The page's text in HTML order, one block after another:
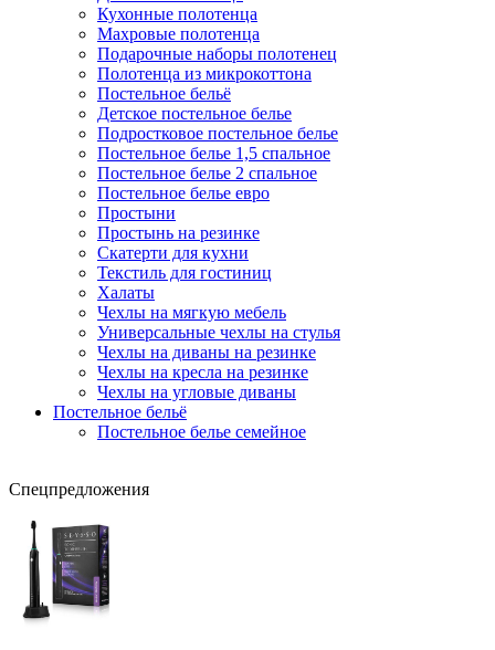
Кухонные полотенца
Махровые полотенца
Подарочные наборы полотенец
Полотенца из микрокоттона
Постельное бельё
Детское постельное белье
Подростковое постельное белье
Постельное белье 1,5 спальное
Постельное белье 2 спальное
Постельное белье евро
Простыни
Простынь на резинке
Скатерти для кухни
Текстиль для гостиниц
Халаты
Чехлы на мягкую мебель
Универсальные чехлы на стулья
Чехлы на диваны на резинке
Чехлы на кресла на резинке
Чехлы на угловые диваны
Постельное бельё
Постельное белье семейное
Спецпредложения